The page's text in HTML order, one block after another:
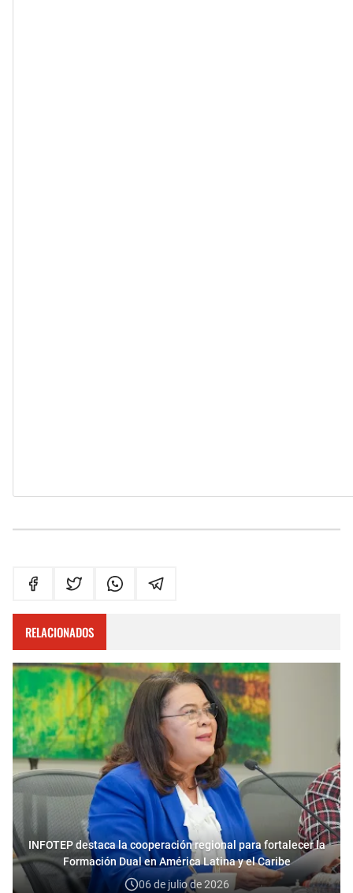
RELACIONADOS
INFOTEP destaca la cooperación regional para fortalecer la
Formación Dual en América Latina y el Caribe
06 de julio de 2026